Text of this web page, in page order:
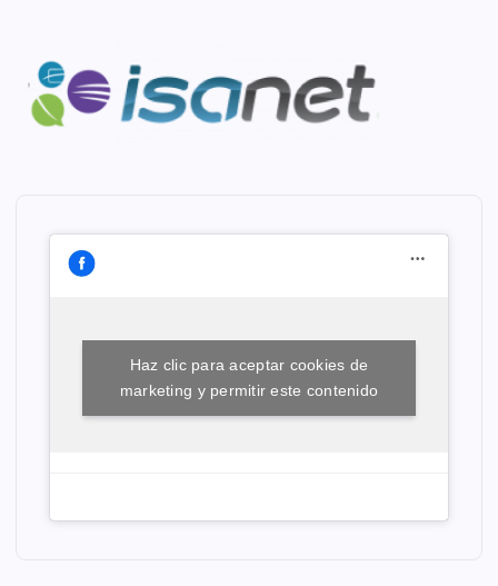
Haz clic para aceptar cookies de
marketing y permitir este contenido